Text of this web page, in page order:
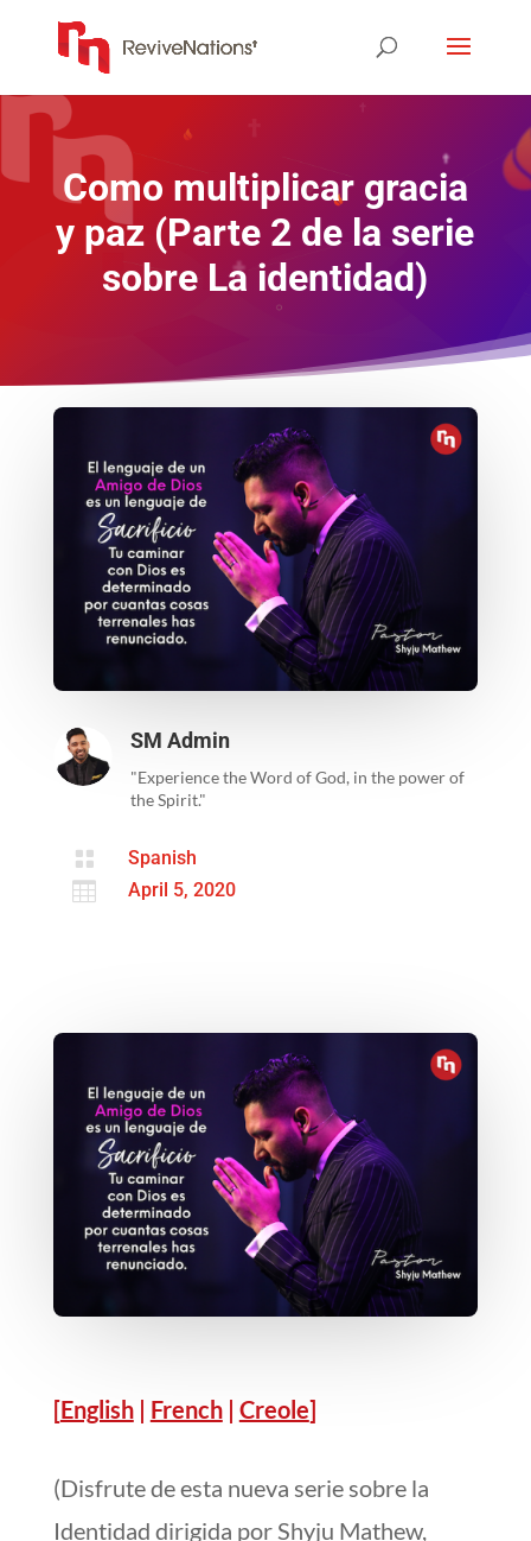
Como multiplicar gracia
y paz (Parte 2 de la serie
sobre La identidad)
SM Admin
"Experience the Word of God, in the power of
the Spirit."
 Spanish
 April 5, 2020
[English| French| Creole]
(Disfrute de esta nueva serie sobre la
Identidad dirigida por Shyju Mathew,